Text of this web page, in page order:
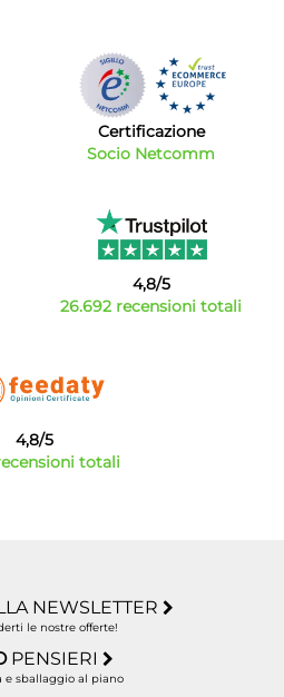
ultima frontiera del
ti permettono di portare la
dovrai ricordare soltanto di
troverai un vasto assortimento
ma non solo: avrai a
il corretto funzionamento e
Certificazione
Socio Netcomm
4,8/5
26.692 recensioni totali
4,8/5
totali
NEWSLETTER
le nostre offerte!
PENSIERI
e sballaggio al piano